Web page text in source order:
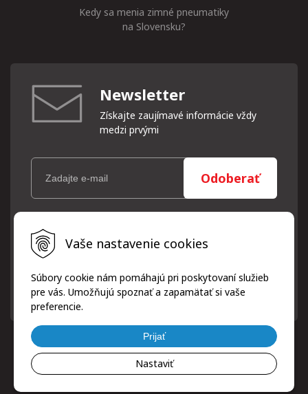
Vaše nastavenie cookies
Súbory cookie nám pomáhajú pri poskytovaní služieb
pre vás. Umožňujú spoznať a zapamätať si vaše
preferencie.
Prijať
Nastaviť
Kedy sa menia zimné pneumatiky
na Slovensku?
Newsletter
Získajte zaujímavé informácie vždy
medzi prvými
Odoberať
Vaše osobné údaje (email) budeme spracovávať len za týmto
účelom v súlade s platnou legislatívou a zásadami ochrany
osobných údajov. Súhlas potvrdíte kliknutím na odkaz, ktorý
písomne, emailom alebo kliknutím na odkaz z ktoréhokoľvek
informačného emailu.
© 2026 ProfiPneuServis!